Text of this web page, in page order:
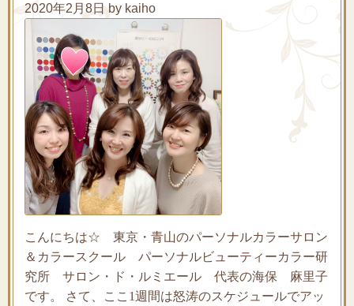
2020年2月8日 by kaiho
こんにちは☆ 東京・青山のパーソナルカラーサロン
＆カラースクール パーソナルビューティーカラー研
究所 サロン・ド・ルミエール 代表の海保 麻里子
です。 さて、ここ1週間は怒涛のスケジュールでアッ